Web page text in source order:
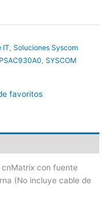
IT, Soluciones Syscom
, SYSCOM
favoritos
con fuente
(No incluye cable de